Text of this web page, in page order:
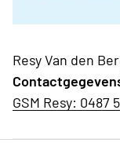
Resy Van den
GSM Resy: 0487